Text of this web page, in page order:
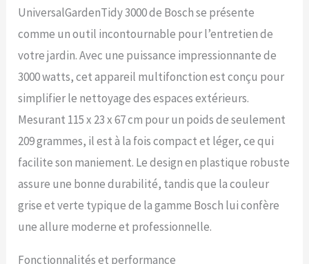
UniversalGardenTidy 3000 de Bosch se présente
comme un outil incontournable pour l’entretien de
votre jardin. Avec une puissance impressionnante de
3000 watts, cet appareil multifonction est conçu pour
simplifier le nettoyage des espaces extérieurs.
Mesurant 115 x 23 x 67 cm pour un poids de seulement
209 grammes, il est à la fois compact et léger, ce qui
facilite son maniement. Le design en plastique robuste
assure une bonne durabilité, tandis que la couleur
grise et verte typique de la gamme Bosch lui confère
une allure moderne et professionnelle.
Fonctionnalités et performance